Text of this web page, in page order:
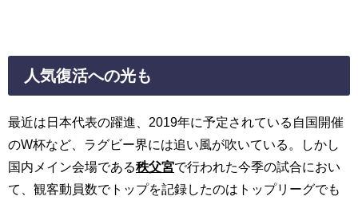
人気復活への光も
最近は日本代表の躍進、2019年に予定されている自国開催
のW杯など、ラグビー界には追い風が吹いている。しかし
国内メイン会場である秩父宮で行われた今季の試合におい
て、観客動員数でトップを記録したのはトップリーグでも